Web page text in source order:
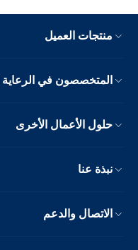
منتجات العميل
المتخصصون في الرعاية
حلول الأعمال الأخرى
نبذة عنا
الاتصال والدعم